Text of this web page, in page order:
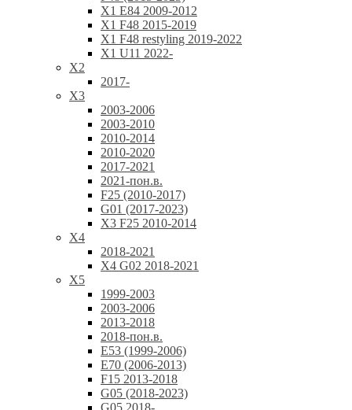
X1 E84 2009-2012
X1 F48 2015-2019
X1 F48 restyling 2019-2022
X1 U11 2022-
X2
2017-
X3
2003-2006
2003-2010
2010-2014
2010-2020
2017-2021
2021-пон.в.
F25 (2010-2017)
G01 (2017-2023)
X3 F25 2010-2014
X4
2018-2021
X4 G02 2018-2021
X5
1999-2003
2003-2006
2013-2018
2018-пон.в.
E53 (1999-2006)
E70 (2006-2013)
F15 2013-2018
G05 (2018-2023)
G05 2018-